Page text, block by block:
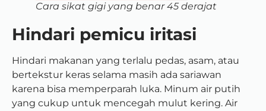
Cara sikat gigi yang benar 45 derajat
Hindari pemicu iritasi
Hindari makanan yang terlalu pedas, asam, atau
bertekstur keras selama masih ada sariawan
karena bisa memperparah luka. Minum air putih
yang cukup untuk mencegah mulut kering. Air